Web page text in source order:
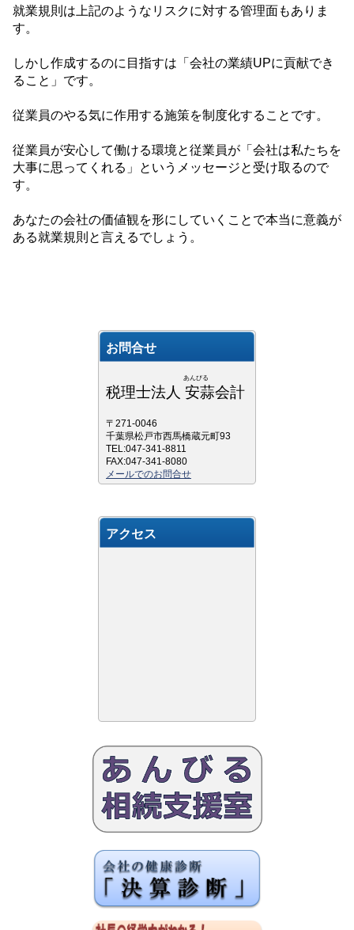
就業規則は上記のようなリスクに対する管理面もありま
す。
しかし作成するのに目指すは「会社の業績UPに貢献でき
ること」です。
従業員のやる気に作用する施策を制度化することです。
従業員が安心して働ける環境と従業員が「会社は私たちを
大事に思ってくれる」というメッセージと受け取るので
す。
あなたの会社の価値観を形にしていくことで本当に意義が
ある就業規則と言えるでしょう。
お問合せ
あんびる
税理士法人 安蒜会計
〒271-0046
千葉県松戸市西馬橋蔵元町93
TEL:047-341-8811
FAX:047-341-8080
メールでのお問合せ
アクセス